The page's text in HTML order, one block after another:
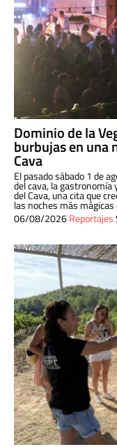
Dominio de la
burbujas en una
Cava
El pasado sábado 1 de
del cava, la gastronomía
del Cava, una cita que
las noches más
06/08/2026Reportajes